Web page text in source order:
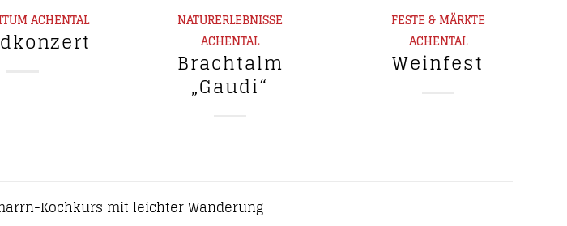
ACHENTAL
NATURERLEBNISSE
ACHENTAL
Brachtalm
„Gaudi“
FESTE & MÄRKTE
ACHENTAL
Weinfest
Kochkurs mit leichter Wanderung